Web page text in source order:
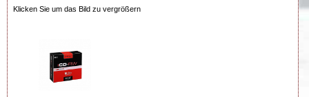
Klicken Sie um das Bild zu vergrößern